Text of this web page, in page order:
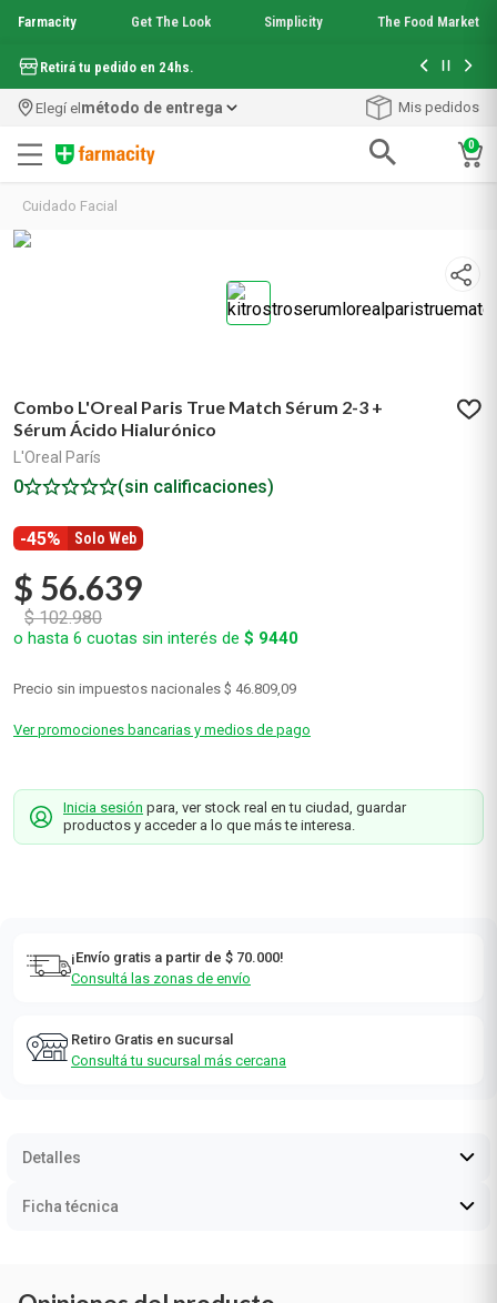
Farmacity Get The Look Simplicity The Food Market
Retirá tu pedido en 24hs. Hasta 6
Elegí elmétodo de entrega Mis pedidos
0
Cuidado Facial
Combo L'Oreal Paris True Match Sérum 2-3 +
Sérum Ácido Hialurónico
L'Oreal París
0 (sin calificaciones)
-45% Solo Web
$ 56.639
$ 102.980
o hasta 6 cuotas sin interés de $ 9440
Precio sin impuestos nacionales $ 46.809,09
Ver promociones bancarias y medios de pago
Inicia sesión para, ver stock real en tu ciudad, guardar
productos y acceder a lo que más te interesa.
¡Envío gratis a partir de $ 70.000!
Consultá las zonas de envío
Retiro Gratis en sucursal
Consultá tu sucursal más cercana
Detalles
Ficha técnica
2.
8.protector solar
9. serum elvive
10.nyx